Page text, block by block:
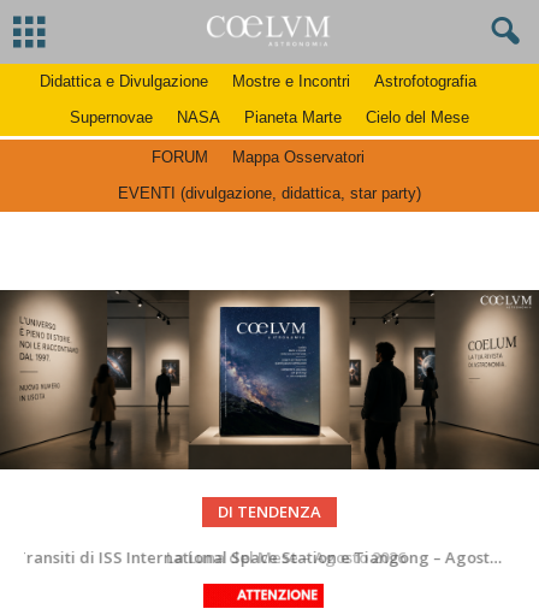
Didattica e Divulgazione Mostre e Incontri
Astrofotografia
Supernovae
NASA Pianeta Marte Cielo del Mese
FORUM
Mappa Osservatori
EVENTI (divulgazione, didattica, star party)
DI TENDENZA
La Luna del Mese – Agosto 2026
Le costellazioni di Agosto 2026: Delfino